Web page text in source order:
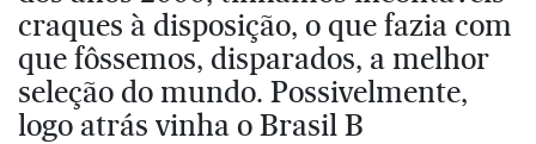
craques à disposição, o que fazia com
que fôssemos, disparados, a melhor
seleção do mundo. Possivelmente,
logo atrás vinha o Brasil B